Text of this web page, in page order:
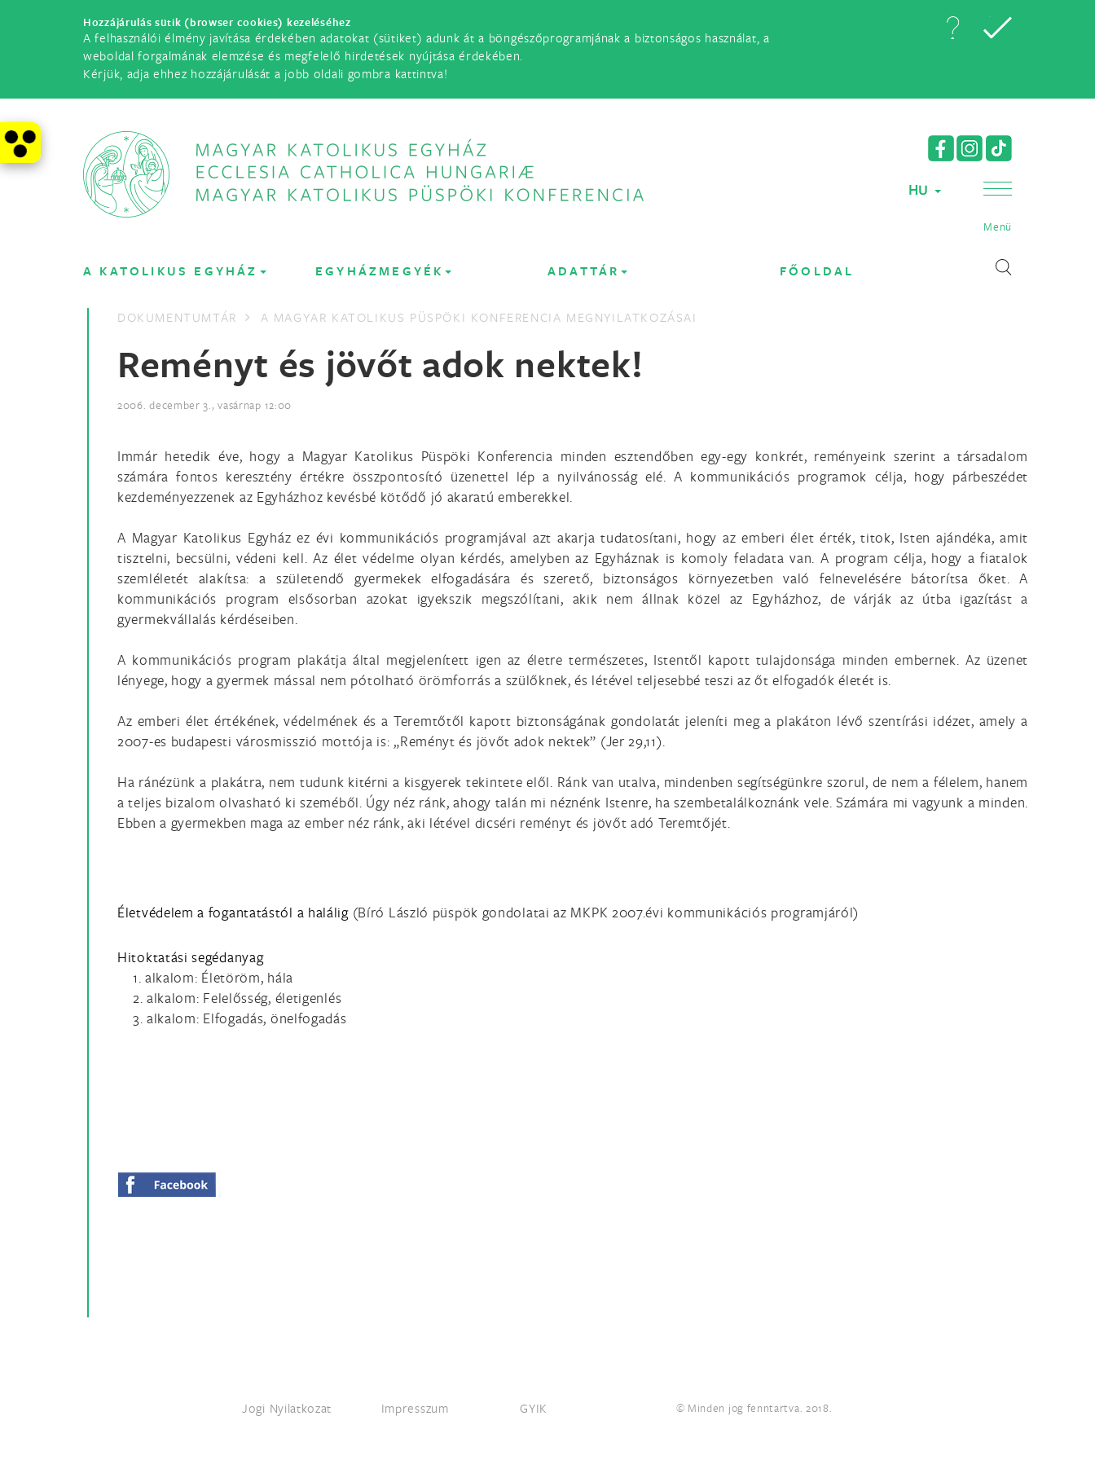
Hozzájárulás sütik (browser cookies) kezeléséhez
A felhasználói élmény javítása érdekében adatokat (sütiket) adunk át a böngészőprogramjának a biztonságos használat, a
weboldal forgalmának elemzése és megfelelő hirdetések nyújtása érdekében.
Kérjük, adja ehhez hozzájárulását a jobb oldali gombra kattintva!
HU
Menü
A KATOLIKUS EGYHÁZ EGYHÁZMEGYÉK ADATTÁR FŐOLDAL
DOKUMENTUMTÁR A MAGYAR KATOLIKUS PÜSPÖKI KONFERENCIA MEGNYILATKOZÁSAI
Reményt és jövőt adok nektek!
2006. december 3., vasárnap 12:00
Immár hetedik éve, hogy a Magyar Katolikus Püspöki Konferencia minden esztendőben egy-egy konkrét, reményeink szerint a társadalom
számára fontos keresztény értékre összpontosító üzenettel lép a nyilvánosság elé. A kommunikációs programok célja, hogy párbeszédet
kezdeményezzenek az Egyházhoz kevésbé kötődő jó akaratú emberekkel.
A Magyar Katolikus Egyház ez évi kommunikációs programjával azt akarja tudatosítani, hogy az emberi élet érték, titok, Isten ajándéka, amit
tisztelni, becsülni, védeni kell. Az élet védelme olyan kérdés, amelyben az Egyháznak is komoly feladata van. A program célja, hogy a fiatalok
szemléletét alakítsa: a születendő gyermekek elfogadására és szerető, biztonságos környezetben való felnevelésére bátorítsa őket. A
kommunikációs program elsősorban azokat igyekszik megszólítani, akik nem állnak közel az Egyházhoz, de várják az útba igazítást a
gyermekvállalás kérdéseiben.
A kommunikációs program plakátja által megjelenített igen az életre természetes, Istentől kapott tulajdonsága minden embernek. Az üzenet
lényege, hogy a gyermek mással nem pótolható örömforrás a szülőknek, és létével teljesebbé teszi az őt elfogadók életét is.
Az emberi élet értékének, védelmének és a Teremtőtől kapott biztonságának gondolatát jeleníti meg a plakáton lévő szentírási idézet, amely a
2007-es budapesti városmisszió mottója is: „Reményt és jövőt adok nektek” (Jer 29,11).
Ha ránézünk a plakátra, nem tudunk kitérni a kisgyerek tekintete elől. Ránk van utalva, mindenben segítségünkre szorul, de nem a félelem, hanem
a teljes bizalom olvasható ki szeméből. Úgy néz ránk, ahogy talán mi néznénk Istenre, ha szembetalálkoznánk vele. Számára mi vagyunk a minden.
Ebben a gyermekben maga az ember néz ránk, aki létével dicséri reményt és jövőt adó Teremtőjét.
Életvédelem a fogantatástól a halálig(Bíró László püspök gondolatai az MKPK 2007.évi kommunikációs programjáról)
Hitoktatási segédanyag
1. alkalom: Életöröm, hála
2. alkalom: Felelősség, életigenlés
3. alkalom: Elfogadás, önelfogadás
Jogi Nyilatkozat Impresszum GYIK © Minden jog fenntartva. 2018.